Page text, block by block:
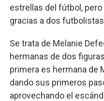
estrellas del fútbol,
gracias a dos
Se trata de Melanie
hermanas de dos
primera es hermana de
dando sus primeros
aprovechando el